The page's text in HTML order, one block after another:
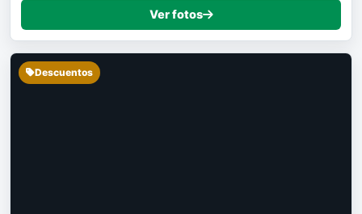
Ver fotos
Descuentos